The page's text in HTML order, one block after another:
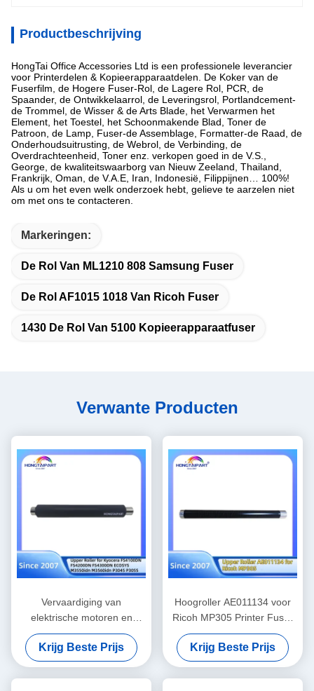
Productbeschrijving
HongTai Office Accessories Ltd is een professionele leverancier
voor Printerdelen & Kopieerapparaatdelen. De Koker van de
Fuserfilm, de Hogere Fuser-Rol, de Lagere Rol, PCR, de
Spaander, de Ontwikkelaarrol, de Leveringsrol, Portlandcement-
de Trommel, de Wisser & de Arts Blade, het Verwarmen het
Element, het Toestel, het Schoonmakende Blad, Toner de
Patroon, de Lamp, Fuser-de Assemblage, Formatter-de Raad, de
Onderhoudsuitrusting, de Webrol, de Verbinding, de
Overdrachteenheid, Toner enz. verkopen goed in de V.S.,
George, de kwaliteitswaarborg van Nieuw Zeeland, Thailand,
Frankrijk, Oman, de V.A.E, Iran, Indonesië, Filippijnen… 100%!
Als u om het even welk onderzoek hebt, gelieve te aarzelen niet
om met ons te contacteren.
Markeringen:
De Rol Van ML1210 808 Samsung Fuser
De Rol AF1015 1018 Van Ricoh Fuser
1430 De Rol Van 5100 Kopieerapparaatfuser
Verwante Producten
Vervaardiging van
elektrische motoren en
motoren
Krijg Beste Prijs
Hoogroller AE011134 voor
Ricoh MP305 Printer Fuser
Heat Roller Office Supply
Krijg Beste Prijs